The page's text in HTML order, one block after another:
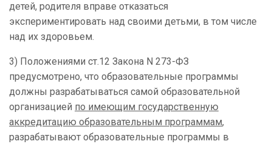
детей, родителя вправе отказаться
экспериментировать над своими детьми, в том числе
над их здоровьем.
3) Положениями ст.12 Закона N 273-ФЗ
предусмотрено, что образовательные программы
должны разрабатываться самой образовательной
организацией по имеющим государственную
аккредитацию образовательным программам,
разрабатывают образовательные программы в